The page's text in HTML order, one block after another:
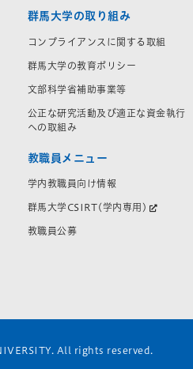
群馬大学の取り組み
コンプライアンスに関する取組
群馬大学の教育ポリシー
文部科学省補助事業等
公正な研究活動及び適正な資金執行
への取組み
教職員メニュー
学内教職員向け情報
群馬大学CSIRT(学内専用)
教職員公募
All rights reserved.